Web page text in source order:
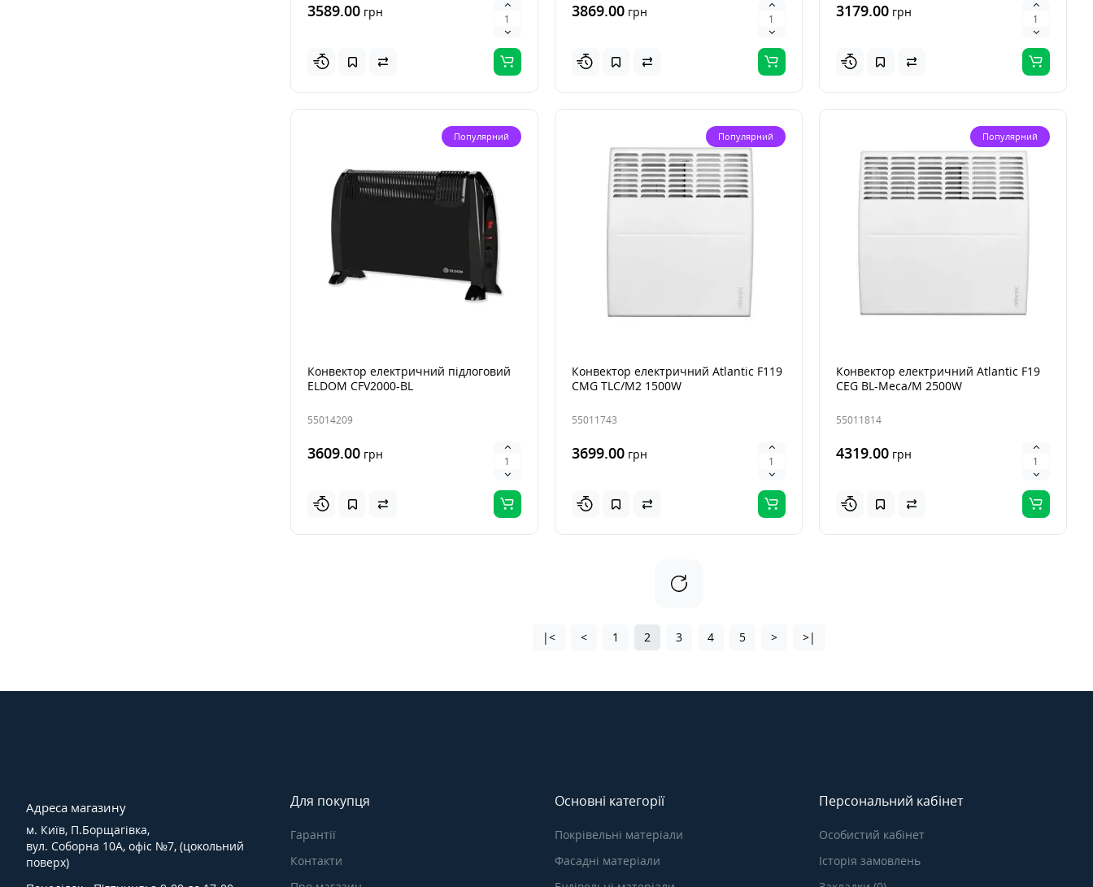
3589.00 грн 3869.00грн 3179.00грн
Популярний
Конвектор електричний підлоговий
ELDOM CFV2000-BL
55014209
3609.00 грн
Популярний
Конвектор електричний Atlantic F119
CMG TLC/M2 1500W
55011743
3699.00грн
Популярний
Конвектор електричний Atlantic F19
CEG BL-Meca/M 2500W
55011814
4319.00грн
|< < 1 2 3 4 5 > >|
Адреса магазину
м. Київ, П.Борщагівка,
вул. Соборна 10А, офіс №7, (цокольний
поверх)
Для покупця
Гарантії
Контакти
Основні категорії
Покрівельні матеріали
Фасадні матеріали
Персональний кабінет
Особистий кабінет
Історія замовлень